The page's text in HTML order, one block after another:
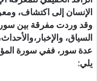
الإنسان إلى اكتشاف،
وقد وردت مفرقة بين
السياق،
عدة سور، ففي سورة
يلي: